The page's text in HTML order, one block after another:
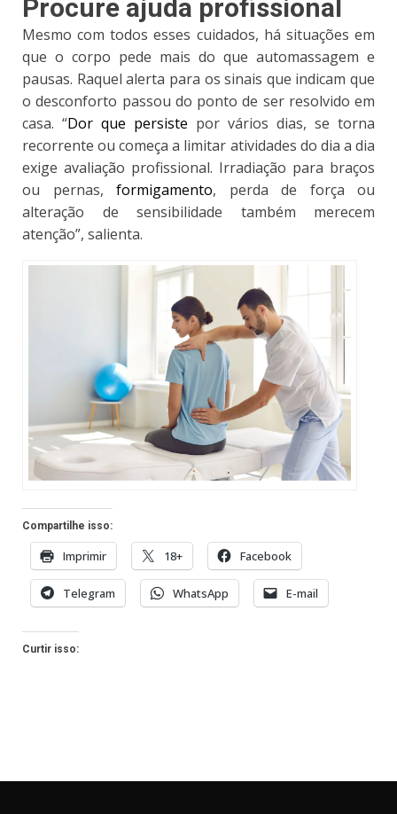
Procure ajuda profissional
Mesmo com todos esses cuidados, há situações em
que o corpo pede mais do que automassagem e
pausas. Raquel alerta para os sinais que indicam que
o desconforto passou do ponto de ser resolvido em
casa. “Dor que persiste por vários dias, se torna
recorrente ou começa a limitar atividades do dia a dia
exige avaliação profissional. Irradiação para braços
ou pernas, formigamento, perda de força ou
alteração de sensibilidade também merecem
atenção”, salienta.
Compartilhe isso:
Imprimir 18+ Facebook
Telegram WhatsApp E-mail
Curtir isso: